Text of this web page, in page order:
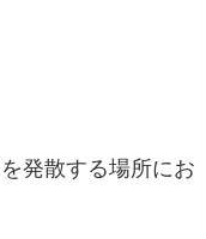
発散する場所にお